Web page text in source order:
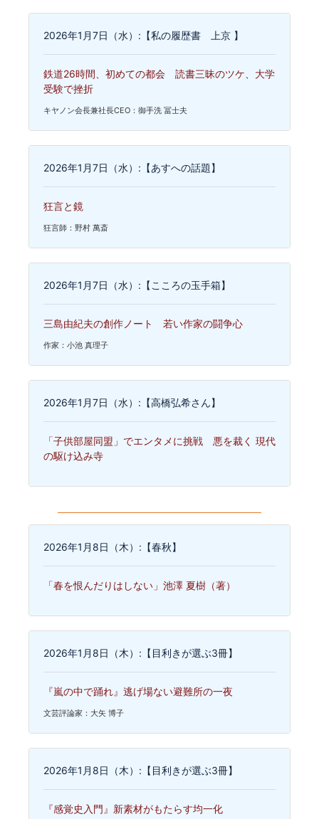
2026年1月7日（水）:【私の履歴書 上京 】
鉄道26時間、初めての都会 読書三昧のツケ、大学
受験で挫折
キヤノン会長兼社長CEO：御手洗 冨士夫
2026年1月7日（水）:【あすへの話題】
狂言と鏡
狂言師：野村 萬斎
2026年1月7日（水）:【こころの玉手箱】
三島由紀夫の創作ノート 若い作家の闘争心
作家：小池 真理子
2026年1月7日（水）:【高橋弘希さん】
「子供部屋同盟」でエンタメに挑戦 悪を裁く 現代
の駆け込み寺
2026年1月8日（木）:【春秋】
「春を恨んだりはしない」池澤 夏樹（著）
2026年1月8日（木）:【目利きが選ぶ3冊】
『嵐の中で踊れ』逃げ場ない避難所の一夜
文芸評論家：大矢 博子
2026年1月8日（木）:【目利きが選ぶ3冊】
『感覚史入門』新素材がもたらす均一化